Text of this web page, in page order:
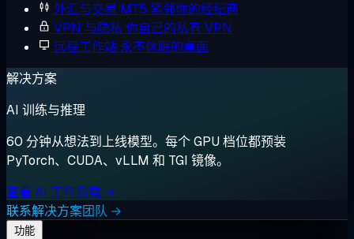
外汇与交易 MT5 紧邻你的经纪商
VPN 与隐私 你自己的私有 VPN
远程工作站 永不休眠的桌面
解决方案
AI 训练与推理
60 分钟从想法到上线模型。每个 GPU 档位都预装
PyTorch、CUDA、vLLM 和 TGI 镜像。
查看 AI 工作负载 →
联系解决方案团队 →